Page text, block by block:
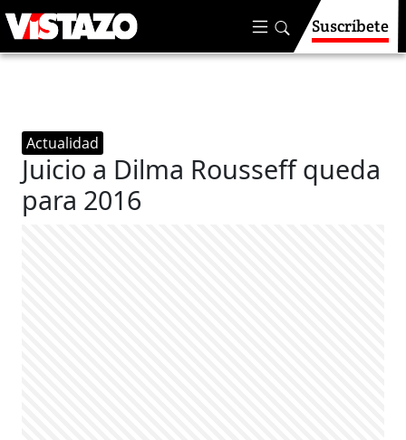
Suscríbete
Actualidad
Juicio a Dilma Rousseff queda
para 2016